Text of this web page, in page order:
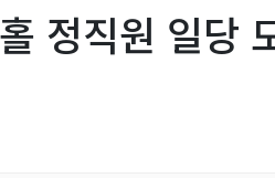
정직원 일당